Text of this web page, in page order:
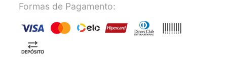
Formas de Pagamento: